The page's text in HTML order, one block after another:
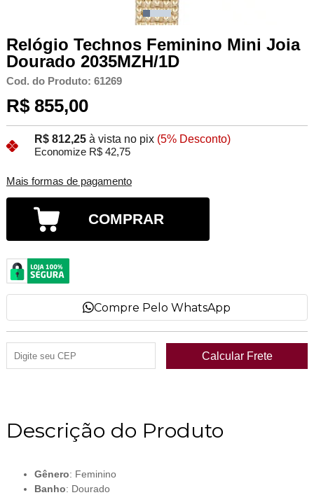
Relógio Technos Feminino Mini Joia
Dourado 2035MZH/1D
Cod. do Produto: 61269
R$ 855,00
R$ 812,25 à vista no pix (5% Desconto)
Economize R$ 42,75
Mais formas de pagamento
COMPRAR
Compre Pelo WhatsApp
Descrição do Produto
Gênero: Feminino
Banho: Dourado